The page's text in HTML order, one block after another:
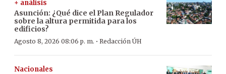
+ análisis
Asunción: ¿Qué dice el Plan Regulador
sobre la altura permitida para los
edificios?
Agosto 8, 2026 08:06 p. m. · Redacción ÚH
Nacionales